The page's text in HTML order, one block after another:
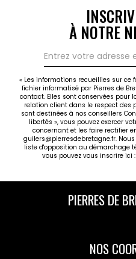
À NOTRE
« Les informations recueillies sur
fichier informatisé par Pierres de
contact. Elles sont conservées pour
relation client dans le respect des
sont destinées à nos conseillers
libertés », vous pouvez exercer
concernant et les faire rectifier
guilers@pierresdebretagne.fr.
liste d'opposition au démarchage
vous pouvez vous inscrire ici :
PIERRES DE
NOS